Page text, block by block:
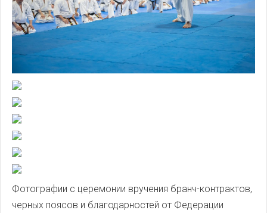
Фотографии с церемонии вручения бранч-контрактов,
черных поясов и благодарностей от Федерации